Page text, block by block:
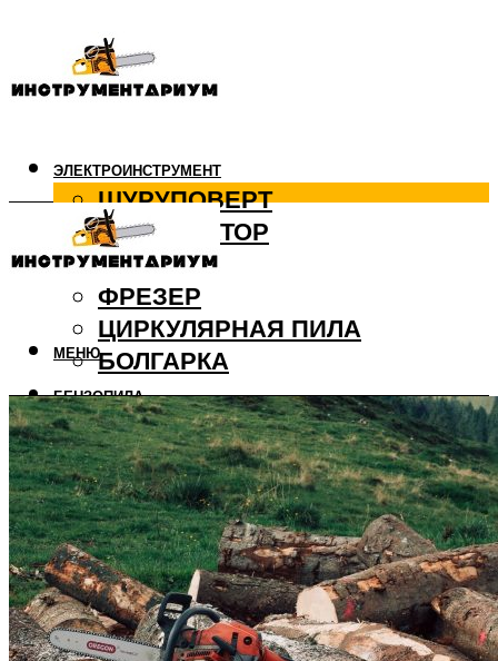
ЭЛЕКТРОИНСТРУМЕНТ
ШУРУПОВЕРТ
ПЕРФОРАТОР
ДРЕЛЬ
ФРЕЗЕР
ЦИРКУЛЯРНАЯ ПИЛА
БОЛГАРКА
БЕНЗОПИЛА
СТЕКЛОРЕЗ
СТРОИТЕЛЬНЫЙ
БЕТОНОМЕШАЛКА
ВИБРОПЛИТА
СТАНКИ
МЕНЮ
МЕНЮ